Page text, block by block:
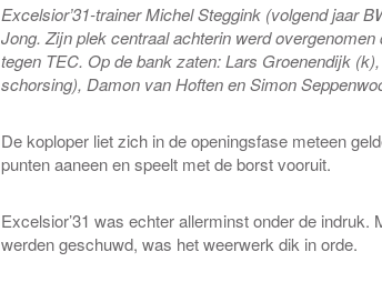
Excelsior’31-trainer Michel Steggink (volgend jaar
Jong. Zijn plek centraal achterin werd
tegen TEC. Op de bank zaten: Lars Groenendijk
schorsing), Damon van Hoften en Simon
De koploper liet zich in de openingsfase meteen
punten aaneen en speelt met de borst vooruit.
Excelsior’31 was echter allerminst onder de
werden geschuwd, was het weerwerk dik in orde.